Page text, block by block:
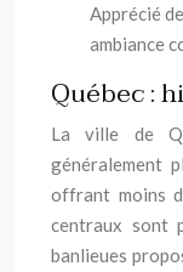
Apprécié
ambiance
Québec :
La ville de
généralement
offrant moins
centraux sont
banlieues